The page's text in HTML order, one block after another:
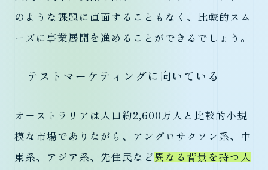
のような課題に直面することもなく、比較的スム
ーズに事業展開を進めることができるでしょう。
テストマーケティングに向いている
オーストラリアは人口約2,600万人と比較的小規
模な市場でありながら、アングロサクソン系、中
東系、アジア系、先住民など異なる背景を持つ人